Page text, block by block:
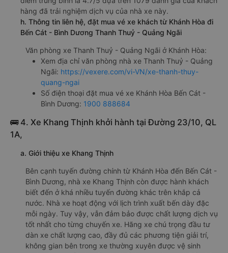
Ngãi
Ngã 3 Thành (Đối diện Cây xăng Petrolimex 11)
Ngãi
Bến xe Bình Dương
Bến xe Bến Cát
f. Giá vé giá xe khách đi Bến Cát - Bình Dương từ Khánh
giường nằm 550000đ/vé
g. Review, đánh giá chất lượng xe Thanh Thuỷ - Quảng
Ngãi
Nhà xe Thanh Thuỷ - Quảng Ngãi được đánh giá với số
điểm trung bình là 4.7/5 dựa trên 1079 đánh giá của khách
hàng đã trải nghiệm dịch vụ của nhà xe này.
h. Thông tin liên hệ, đặt mua vé xe khách từ Khánh Hòa đi
Bến Cát - Bình Dương Thanh Thuỷ - Quảng Ngãi
Văn phòng xe Thanh Thuỷ - Quảng Ngãi ở Khánh Hòa: